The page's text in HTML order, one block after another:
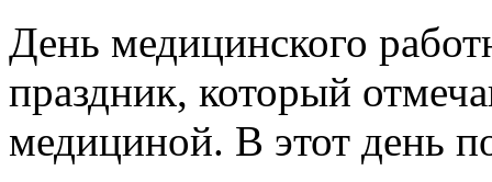
День медицинского
праздник, который
медициной. В этот день